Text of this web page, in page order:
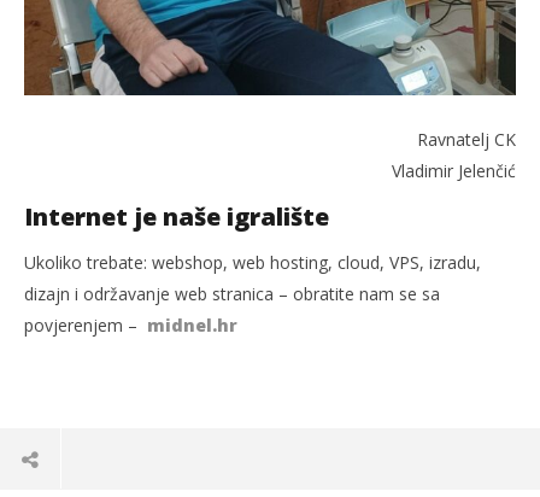
Ravnatelj CK
Vladimir Jelenčić
Internet je naše igralište
Ukoliko trebate: webshop, web hosting, cloud, VPS, izradu,
dizajn i održavanje web stranica – obratite nam se sa
povjerenjem – midnel.hr